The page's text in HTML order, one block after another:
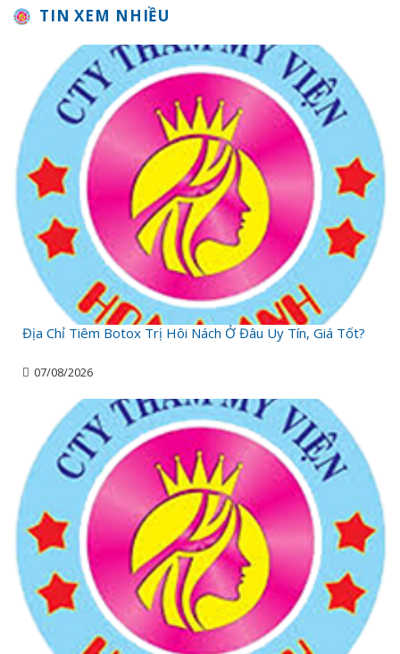
TIN XEM NHIỀU
Địa Chỉ Tiêm Botox Trị Hôi Nách Ở Đâu Uy Tín, Giá Tốt?
07/08/2026